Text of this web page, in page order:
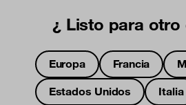
¿ Listo para otro
Europa Francia
Estados Unidos
Italia